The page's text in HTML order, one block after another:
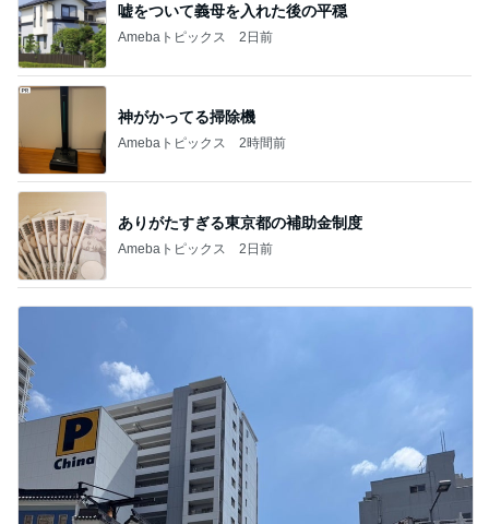
嘘をついて義母を入れた後の平穏
Amebaトピックス 2日前
神がかってる掃除機
Amebaトピックス 2時間前
ありがたすぎる東京都の補助金制度
Amebaトピックス 2日前